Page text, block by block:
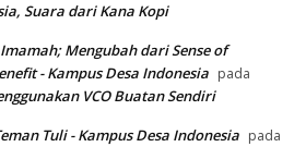
Suara dari Kana Kopi
Mengubah dari Sense of
- Kampus Desa Indonesia pada
VCO Buatan Sendiri
Tuli - Kampus Desa Indonesia pada